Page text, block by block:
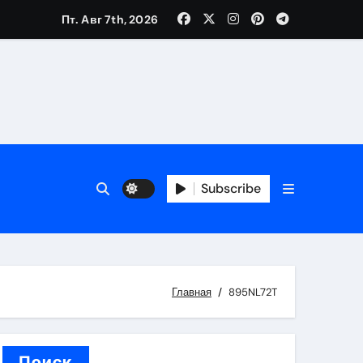
и обустройства мест отдыха
Пт. Авг 7th, 2026
Subscribe
Главная 895NL72T